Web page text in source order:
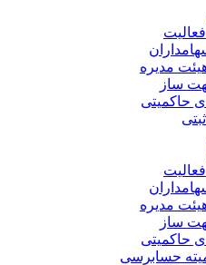
مدیره
ساز
حاکمیتی
مدیره
ساز
حاکمیتی
حسابرسی